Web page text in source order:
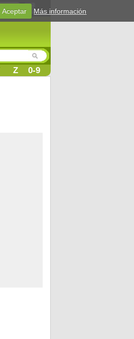
Login
Z 0-9
Aceptar Más información